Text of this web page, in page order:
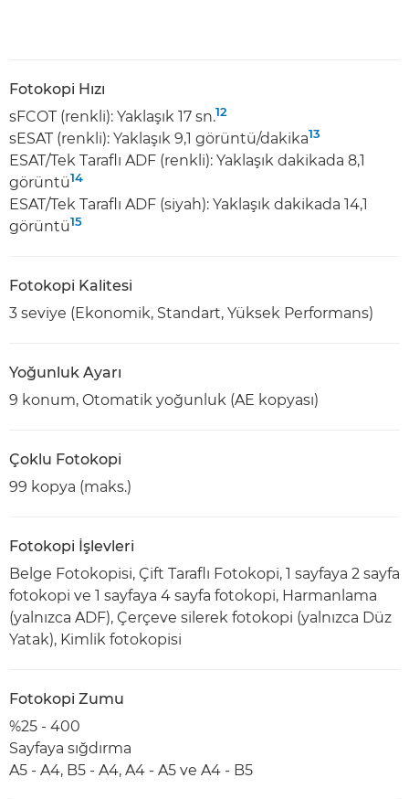
Fotokopi Hızı
sFCOT (renkli): Yaklaşık 17 sn.12
sESAT (renkli): Yaklaşık 9,1 görüntü/dakika13
ESAT/Tek Taraflı ADF (renkli): Yaklaşık dakikada 8,1
görüntü14
ESAT/Tek Taraflı ADF (siyah): Yaklaşık dakikada 14,1
görüntü15
Fotokopi Kalitesi
3 seviye (Ekonomik, Standart, Yüksek Performans)
Yoğunluk Ayarı
9 konum, Otomatik yoğunluk (AE kopyası)
Çoklu Fotokopi
99 kopya (maks.)
Fotokopi İşlevleri
Belge Fotokopisi, Çift Taraflı Fotokopi, 1 sayfaya 2 sayfa
fotokopi ve 1 sayfaya 4 sayfa fotokopi, Harmanlama
(yalnızca ADF), Çerçeve silerek fotokopi (yalnızca Düz
Yatak), Kimlik fotokopisi
Fotokopi Zumu
%25 - 400
Sayfaya sığdırma
A5 - A4, B5 - A4, A4 - A5 ve A4 - B5